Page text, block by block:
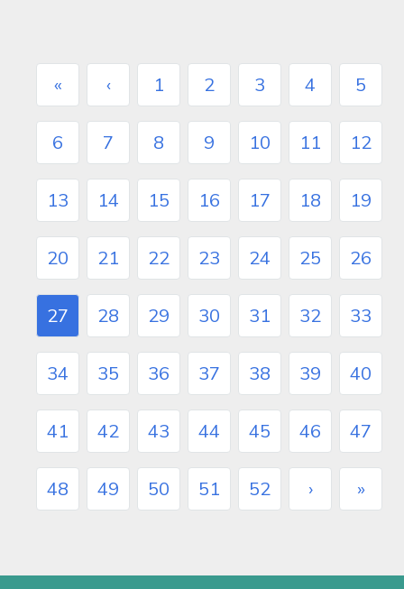
« ‹ 1 2 3 4 5
6 7 8 9 10 11 12
13 14 15 16 17 18 19
20 21 22 23 24 25 26
27 28 29 30 31 32 33
34 35 36 37 38 39 40
41 42 43 44 45 46 47
48 49 50 51 52 › »